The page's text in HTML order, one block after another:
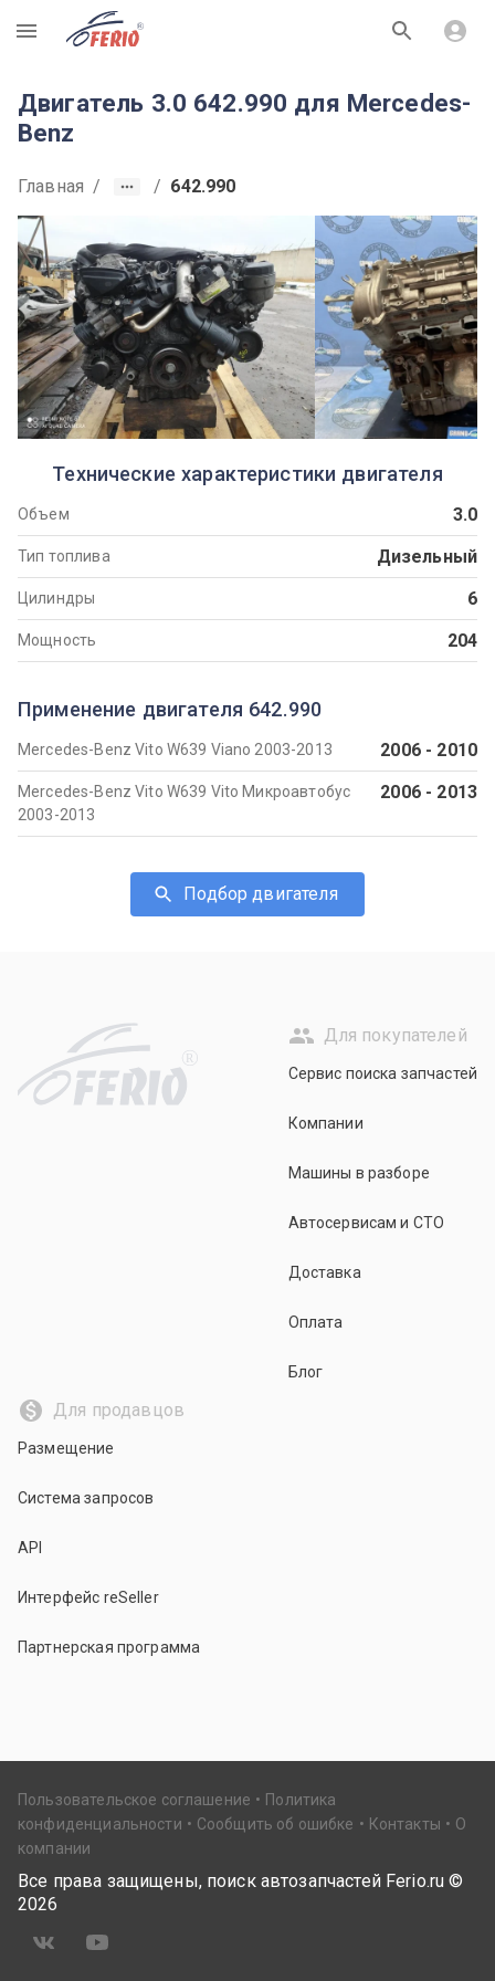
R
Двигатель 3.0 642.990 для Mercedes-
Benz
Главная / / 642.990
Технические характеристики двигателя
Объем 3.0
Тип топлива Дизельный
Цилиндры 6
Мощность 204
Применение двигателя 642.990
Mercedes-Benz Vito W639 Viano 2003-2013 2006- 2010
Mercedes-Benz Vito W639 Vito Микроавтобус
2003-2013
2006- 2013
Подбор двигателя
R
Для покупателей
Сервис поиска запчастей
Компании
Машины в разборе
Автосервисам и СТО
Доставка
Оплата
Блог
Для продавцов
Размещение
Система запросов
API
Интерфейс reSeller
Партнерская программа
Пользовательское соглашение
Политика
конфиденциальности
Сообщить об ошибке Контакты
О
компании
Все права защищены, поиск автозапчастей Ferio.ru ©
2026